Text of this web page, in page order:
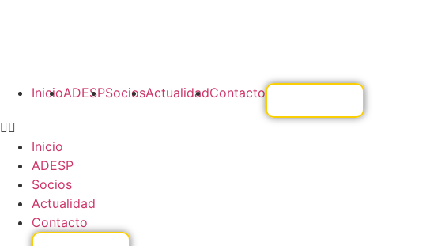
InicioADESPSociosActualidadContacto
Inicio
ADESP
Socios
Actualidad
Contacto